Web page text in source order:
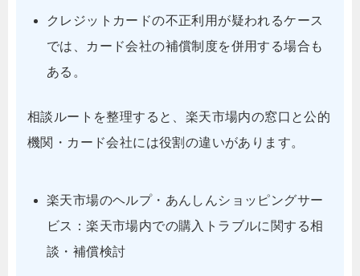
クレジットカードの不正利用が疑われるケース
では、カード会社の補償制度を併用する場合も
ある。
相談ルートを整理すると、楽天市場内の窓口と公的
機関・カード会社には役割の違いがあります。
楽天市場のヘルプ・あんしんショッピングサー
ビス：楽天市場内での購入トラブルに関する相
談・補償検討